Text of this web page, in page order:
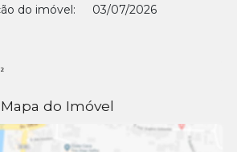
do imóvel: 03/07/2026
Mapa do Imóvel